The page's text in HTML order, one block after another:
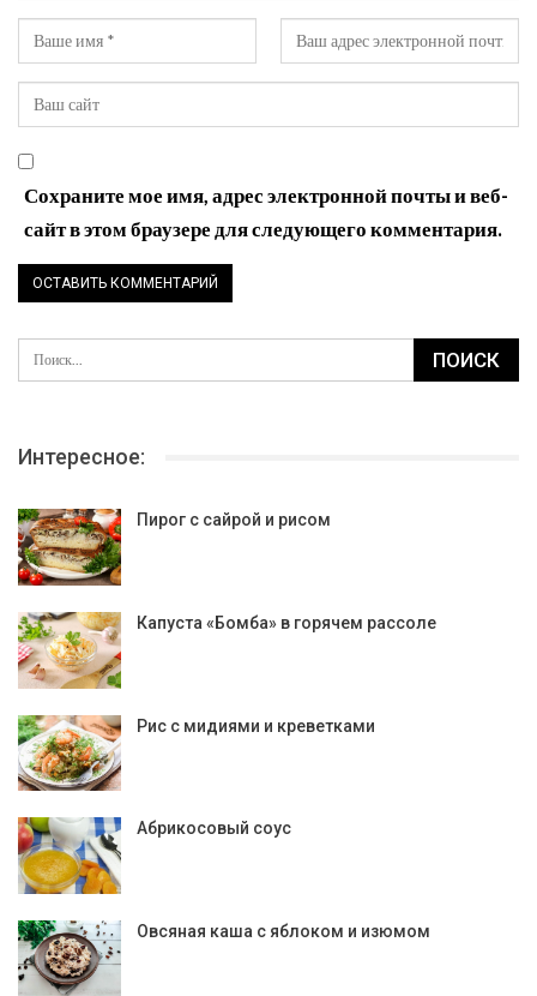
Сохраните мое имя, адрес электронной почты и веб-
сайт в этом браузере для следующего комментария.
Интересное:
Пирог с сайрой и рисом
Капуста «Бомба» в горячем рассоле
Рис с мидиями и креветками
Абрикосовый соус
Овсяная каша с яблоком и изюмом